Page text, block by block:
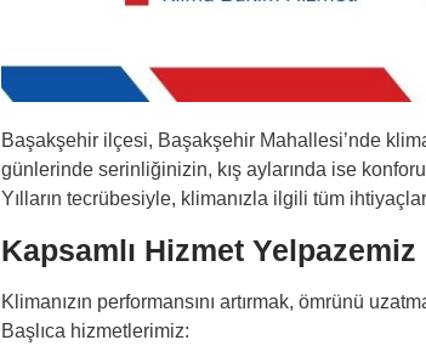
Başakşehir ilçesi, Başakşehir Mahallesi’nde
günlerinde serinliğinizin, kış aylarında ise
Yılların tecrübesiyle, klimanızla ilgili tüm
Kapsamlı Hizmet Yelpazemiz
Klimanızın performansını artırmak, ömrünü
Başlıca hizmetlerimiz: